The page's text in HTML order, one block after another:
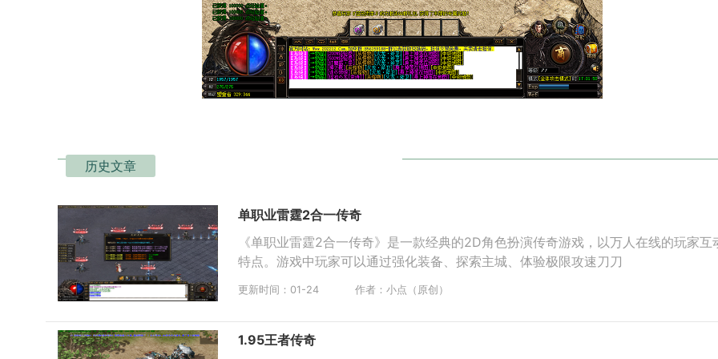
历史文章
单职业雷霆2合一传奇
《单职业雷霆2合一传奇》是一款经典的2D角色扮演传奇游戏，以万人在线的玩家互
特点。游戏中玩家可以通过强化装备、探索主城、体验极限攻速刀刀
更新时间：01-24 作者：小点（原创）
1.95王者传奇